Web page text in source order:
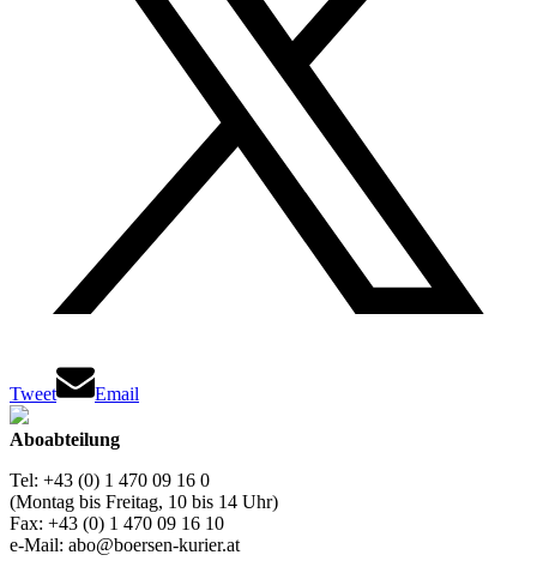
Tweet Email
Aboabteilung
Tel: +43 (0) 1 470 09 16 0
(Montag bis Freitag, 10 bis 14 Uhr)
Fax: +43 (0) 1 470 09 16 10
e-Mail: abo@boersen-kurier.at